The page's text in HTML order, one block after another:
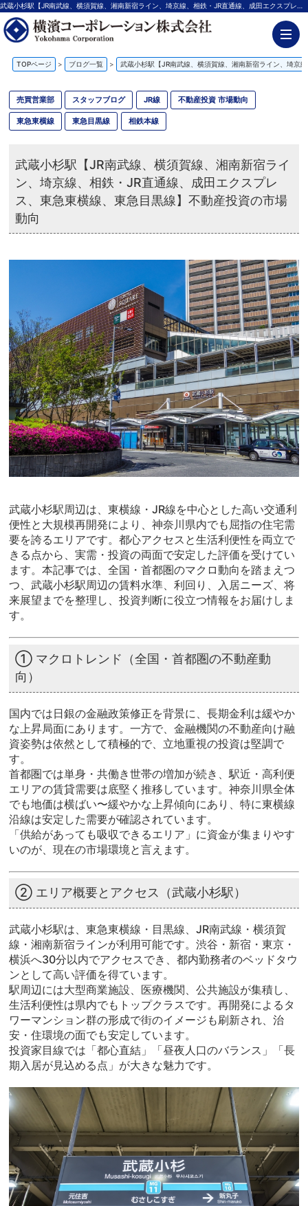
武蔵小杉駅【JR南武線、横須賀線、湘南新宿ライン、埼京線、相鉄・JR直通線、成田エクスプレス、東急東横線、東急目黒線】不動産投資の市場動向【更新】 | 神奈川の不動産投資、新築アパート経営は横濱コーポレーション
TOPページ > ブログ一覧 > 武蔵小杉駅【JR南武線、横須賀線、湘南新宿ライン、埼京
売買営業部 スタッフブログ JR線 不動産投資 市場動向
東急東横線 東急目黒線 相鉄本線
武蔵小杉駅【JR南武線、横須賀線、湘南新宿ライ
ン、埼京線、相鉄・JR直通線、成田エクスプレ
ス、東急東横線、東急目黒線】不動産投資の市場
動向
武蔵小杉駅周辺は、東横線・JR線を中心とした高い交通利
便性と大規模再開発により、神奈川県内でも屈指の住宅需
要を誇るエリアです。都心アクセスと生活利便性を両立で
きる点から、実需・投資の両面で安定した評価を受けてい
ます。本記事では、全国・首都圏のマクロ動向を踏まえつ
つ、武蔵小杉駅周辺の賃料水準、利回り、入居ニーズ、将
来展望までを整理し、投資判断に役立つ情報をお届けしま
す。
① マクロトレンド（全国・首都圏の不動産動
向）
国内では日銀の金融政策修正を背景に、長期金利は緩やか
な上昇局面にあります。一方で、金融機関の不動産向け融
資姿勢は依然として積極的で、立地重視の投資は堅調で
す。
首都圏では単身・共働き世帯の増加が続き、駅近・高利便
エリアの賃貸需要は底堅く推移しています。神奈川県全体
でも地価は横ばい〜緩やかな上昇傾向にあり、特に東横線
沿線は安定した需要が確認されています。
「供給があっても吸収できるエリア」に資金が集まりやす
いのが、現在の市場環境と言えます。
② エリア概要とアクセス（武蔵小杉駅）
武蔵小杉駅は、東急東横線・目黒線、JR南武線・横須賀
線・湘南新宿ラインが利用可能です。渋谷・新宿・東京・
横浜へ30分以内でアクセスでき、都内勤務者のベッドタウ
ンとして高い評価を得ています。
駅周辺には大型商業施設、医療機関、公共施設が集積し、
生活利便性は県内でもトップクラスです。再開発によるタ
ワーマンション群の形成で街のイメージも刷新され、治
安・住環境の面でも安定しています。
投資家目線では「都心直結」「昼夜人口のバランス」「長
期入居が見込める点」が大きな魅力です。